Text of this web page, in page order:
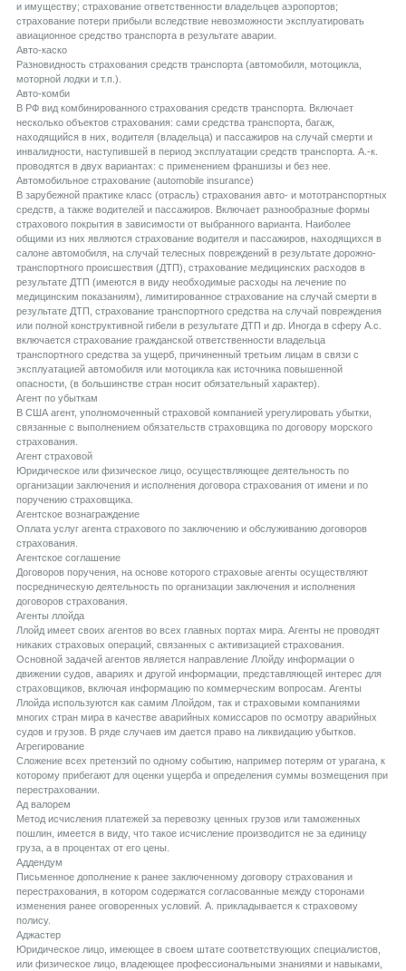
и имуществу; страхование ответственности владельцев аэропортов;
страхование потери прибыли вследствие невозможности эксплуатировать
авиационное средство транспорта в результате аварии.
Aвто-каско
Разновидность страхования средств транспорта (автомобиля, мотоцикла,
моторной лодки и т.п.).
Aвто-комби
В РФ вид комбинированного страхования средств транспорта. Включает
несколько объектов страхования: сами средства транспорта, багаж,
находящийся в них, водителя (владельца) и пассажиров на случай смерти и
инвалидности, наступившей в период эксплуатации средств транспорта. А.-к.
проводятся в двух вариантах: с применением франшизы и без нее.
Aвтомобильное страхование (automobile insurance)
В зарубежной практике класс (отрасль) страхования авто- и мототранспортных
средств, а также водителей и пассажиров. Включает разнообразные формы
страхового покрытия в зависимости от выбранного варианта. Наиболее
общими из них являются страхование водителя и пассажиров, находящихся в
салоне автомобиля, на случай телесных повреждений в результате дорожно-
транспортного происшествия (ДТП), страхование медицинских расходов в
результате ДТП (имеются в виду необходимые расходы на лечение по
медицинским показаниям), лимитированное страхование на случай смерти в
результате ДТП, страхование транспортного средства на случай повреждения
или полной конструктивной гибели в результате ДТП и др. Иногда в сферу А.с.
включается страхование гражданской ответственности владельца
транспортного средства за ущерб, причиненный третьим лицам в связи с
эксплуатацией автомобиля или мотоцикла как источника повышенной
опасности, (в большинстве стран носит обязательный характер).
Aгент по убыткам
В США агент, уполномоченный страховой компанией урегулировать убытки,
связанные с выполнением обязательств страховщика по договору морского
страхования.
Aгент страховой
Юридическое или физическое лицо, осуществляющее деятельность по
организации заключения и исполнения договора страхования от имени и по
поручению страховщика.
Aгентское вознаграждение
Оплата услуг агента страхового по заключению и обслуживанию договоров
страхования.
Aгентское соглашение
Договоров поручения, на основе которого страховые агенты осуществляют
посредническую деятельность по организации заключения и исполнения
договоров страхования.
Aгенты ллойда
Ллойд имеет своих агентов во всех главных портах мира. Агенты не проводят
никаких страховых операций, связанных с активизацией страхования.
Основной задачей агентов является направление Ллойду информации о
движении судов, авариях и другой информации, представляющей интерес для
страховщиков, включая информацию по коммерческим вопросам. Агенты
Ллойда используются как самим Ллойдом, так и страховыми компаниями
многих стран мира в качестве аварийных комиссаров по осмотру аварийных
судов и грузов. В ряде случаев им дается право на ликвидацию убытков.
Aгрегирование
Сложение всех претензий по одному событию, например потерям от урагана, к
которому прибегают для оценки ущерба и определения суммы возмещения при
перестраховании.
Aд валорем
Метод исчисления платежей за перевозку ценных грузов или таможенных
пошлин, имеется в виду, что такое исчисление производится не за единицу
груза, а в процентах от его цены.
Aддендум
Письменное дополнение к ранее заключенному договору страхования и
перестрахования, в котором содержатся согласованные между сторонами
изменения ранее оговоренных условий. А. прикладывается к страховому
полису.
Aджастер
Юридическое лицо, имеющее в своем штате соответствующих специалистов,
или физическое лицо, владеющее профессиональными знаниями и навыками,